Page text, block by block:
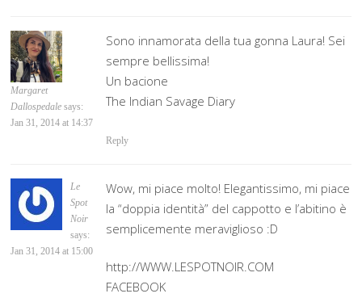
Margaret
Dallospedale says:
Jan 31, 2014 at 14:37
Sono innamorata della tua gonna Laura! Sei
sempre bellissima!
Un bacione
The Indian Savage Diary
Reply
Le
Spot
Noir
says:
Jan 31, 2014 at 15:00
Wow, mi piace molto! Elegantissimo, mi piace
la “doppia identità” del cappotto e l’abitino è
semplicemente meraviglioso :D
http://WWW.LESPOTNOIR.COM
FACEBOOK